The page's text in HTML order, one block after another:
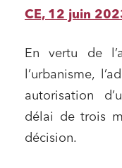
CE, 12 juin
En vertu de
l’urbanisme,
autorisation
délai de trois
décision.